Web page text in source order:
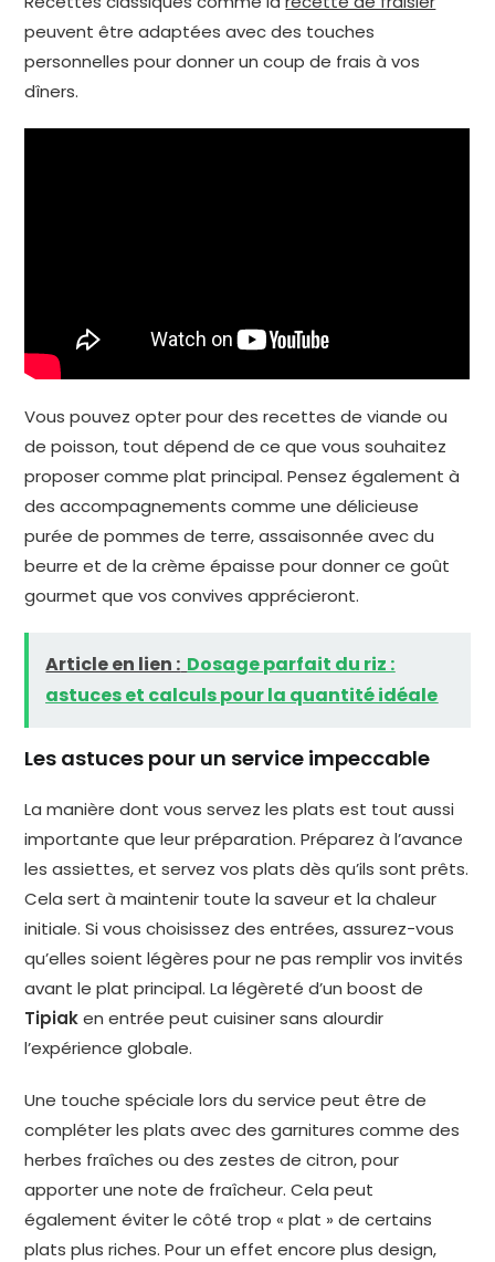
peuvent être adaptées avec des touches
personnelles pour donner un coup de frais à vos
dîners.
Vous pouvez opter pour des recettes de viande ou
de poisson, tout dépend de ce que vous souhaitez
proposer comme plat principal. Pensez également à
des accompagnements comme une délicieuse
purée de pommes de terre, assaisonnée avec du
beurre et de la crème épaisse pour donner ce goût
gourmet que vos convives apprécieront.
Article en lien : Dosage parfait du riz :
astuces et calculs pour la quantité idéale
Les astuces pour un service impeccable
La manière dont vous servez les plats est tout aussi
importante que leur préparation. Préparez à l’avance
les assiettes, et servez vos plats dès qu’ils sont prêts.
Cela sert à maintenir toute la saveur et la chaleur
initiale. Si vous choisissez des entrées, assurez-vous
qu’elles soient légères pour ne pas remplir vos invités
avant le plat principal. La légèreté d’un boost de
Tipiaken entrée peut cuisiner sans alourdir
l’expérience globale.
Une touche spéciale lors du service peut être de
compléter les plats avec des garnitures comme des
herbes fraîches ou des zestes de citron, pour
apporter une note de fraîcheur. Cela peut
également éviter le côté trop « plat » de certains
plats plus riches. Pour un effet encore plus design,